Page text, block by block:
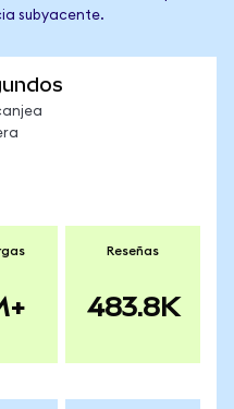
subyacente.
Reseñas
483.8K